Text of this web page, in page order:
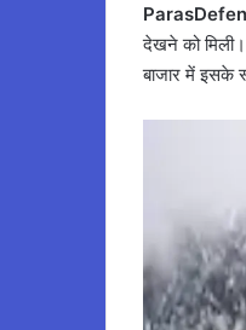
देखने को
बाजार में इसके